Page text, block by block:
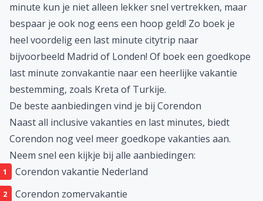
minute kun je niet alleen lekker snel vertrekken, maar
bespaar je ook nog eens een hoop geld! Zo boek je
heel voordelig een last minute citytrip naar
bijvoorbeeld Madrid of Londen! Of boek een goedkope
last minute zonvakantie naar een heerlijke vakantie
bestemming, zoals Kreta of Turkije.
De beste aanbiedingen vind je bij Corendon
Naast all inclusive vakanties en last minutes, biedt
Corendon nog veel meer goedkope vakanties aan.
Neem snel een kijkje bij alle aanbiedingen:
Corendon vakantie Nederland
Corendon zomervakantie